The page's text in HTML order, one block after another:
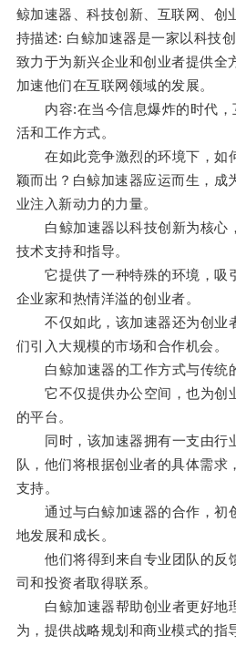
鲸加速器、科技创新、互联网、创
持描述: 白鲸加速器是一家以科技
致力于为新兴企业和创业者提供全
加速他们在互联网领域的发展。
内容:在当今信息爆炸的时代，
活和工作方式。
在如此竞争激烈的环境下，如
颖而出？白鲸加速器应运而生，成
业注入新动力的力量。
白鲸加速器以科技创新为核心
技术支持和指导。
它提供了一种特殊的环境，吸
企业家和热情洋溢的创业者。
不仅如此，该加速器还为创业
们引入大规模的市场和合作机会。
白鲸加速器的工作方式与传统的
它不仅提供办公空间，也为创
的平台。
同时，该加速器拥有一支由行
队，他们将根据创业者的具体需求
支持。
通过与白鲸加速器的合作，初
地发展和成长。
他们将得到来自专业团队的反
司和投资者取得联系。
白鲸加速器帮助创业者更好地
为，提供战略规划和商业模式的指